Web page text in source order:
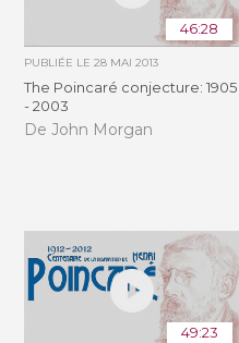
46:28
PUBLIÉE LE28 MAI 2013
The Poincaré conjecture: 1905
- 2003
De John Morgan
49:23